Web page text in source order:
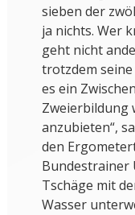
sieben der
ja nichts. Wer
geht nicht
trotzdem
es ein
Zweierbildung
anzubieten“,
den
Bundestrainer
Tschäge mit
Wasser